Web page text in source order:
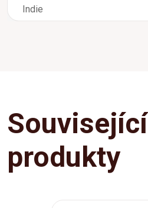
Indie
Související
produkty